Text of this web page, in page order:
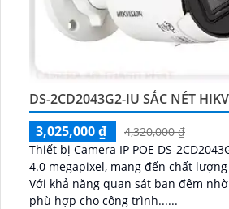
DS-2CD2043G2-IU SẮC NÉT
3,025,000 ₫
4,320,000 ₫
Thiết bị Camera IP POE DS-
4.0 megapixel, mang đến chất
Với khả năng quan sát ban đêm
phù hợp cho công trình......